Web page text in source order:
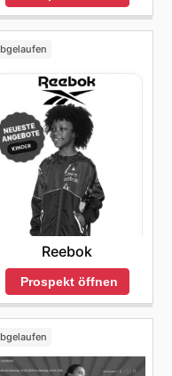
und regelmäßigen
die neuesten
über
Rabatte auf dem
Giga Sport –
Angebote.
Reebok
Prospekt öffnen